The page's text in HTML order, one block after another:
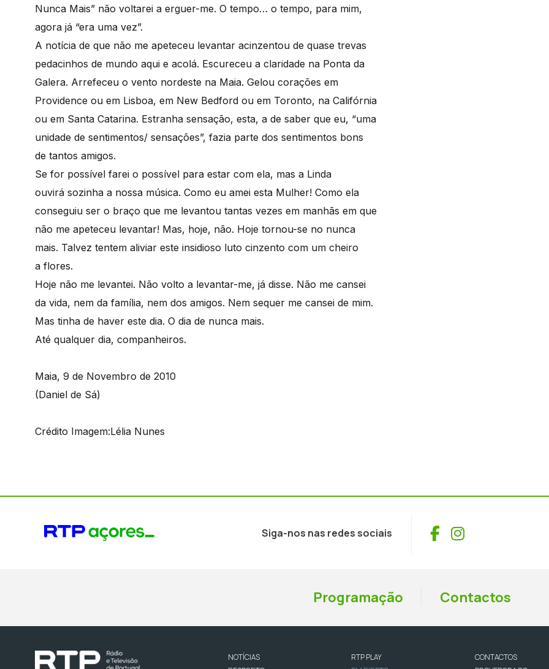
Nunca Mais” não voltarei a erguer-me. O tempo… o tempo, para mim,
agora já “era uma vez”.
A notícia de que não me apeteceu levantar acinzentou de quase trevas
pedacinhos de mundo aqui e acolá. Escureceu a claridade na Ponta da
Galera. Arrefeceu o vento nordeste na Maia. Gelou corações em
Providence ou em Lisboa, em New Bedford ou em Toronto, na Califórnia
ou em Santa Catarina. Estranha sensação, esta, a de saber que eu, “uma
unidade de sentimentos/ sensações”, fazia parte dos sentimentos bons
de tantos amigos.
Se for possível farei o possível para estar com ela, mas a Linda
ouvirá sozinha a nossa música. Como eu amei esta Mulher! Como ela
conseguiu ser o braço que me levantou tantas vezes em manhãs em que
não me apeteceu levantar! Mas, hoje, não. Hoje tornou-se no nunca
mais. Talvez tentem aliviar este insidioso luto cinzento com um cheiro
a flores.
Hoje não me levantei. Não volto a levantar-me, já disse. Não me cansei
da vida, nem da família, nem dos amigos. Nem sequer me cansei de mim.
Mas tinha de haver este dia. O dia de nunca mais.
Até qualquer dia, companheiros.
Maia, 9 de Novembro de 2010
(Daniel de Sá)
Crédito Imagem:Lélia Nunes
Siga-nos nas redes sociais Facebook
Instagram
Programação Contactos
NOTÍCIAS
RTP PLAY
CONTACTOS